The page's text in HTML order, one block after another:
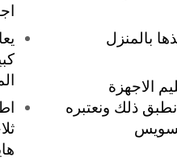
بالمنزل
الاجهزة
ذلك ونعتبره